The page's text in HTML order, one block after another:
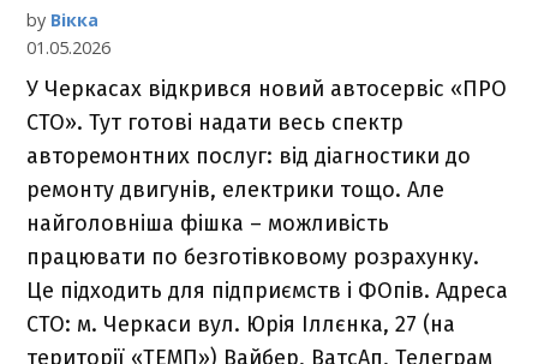
by Вікка
01.05.2026
У Черкасах відкрився новий автосервіс «ПРО
СТО». Тут готові надати весь спектр
авторемонтних послуг: від діагностики до
ремонту двигунів, електрики тощо. Але
найголовніша фішка – можливість
працювати по безготівковому розрахунку.
Це підходить для підприємств і ФОпів. Адреса
СТО: м. Черкаси вул. Юрія Іллєнка, 27 (на
території «ТЕМП») Вайбер, ВатсАп, Телеграм